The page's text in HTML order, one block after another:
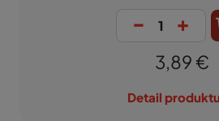
- +
3,89 €
Detail produktu